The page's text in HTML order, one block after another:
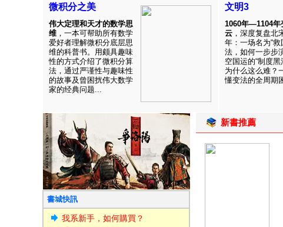
微积分之美
伟大定理和天才的数学思
维 ，一本可帮助所有数学
爱好者理解微积分底层思
维的科普书。用颇具趣味
性的方式介绍了微积分算
法，通过严谨性与趣味性
的故事及曾困扰伟大数学
家的经典问题...
文明3
1060年—1104年
云 ，深度复盘北
年：一场名为“救
法，如何一步步
空国运的“制度黑
为什么这么难？
懂变法的全周期
書城快訊
我系新手，如何購買？
新書推薦